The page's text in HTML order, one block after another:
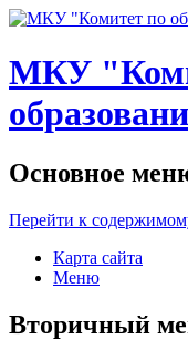
МКУ
Основное
Перейти к
Карта сайта
Меню
Вторичный